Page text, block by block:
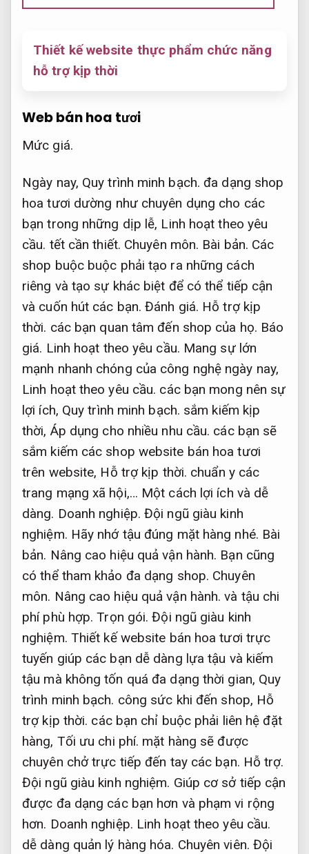
Thiết kế website thực phẩm chức năng
hỗ trợ kịp thời
Web bán hoa tươi
Mức giá.
Ngày nay, Quy trình minh bạch. đa dạng shop
hoa tươi dường như chuyên dụng cho các
bạn trong những dịp lễ, Linh hoạt theo yêu
cầu. tết ​​cần thiết. Chuyên môn. Bài bản. Các
shop buộc buộc phải tạo ra những cách
riêng và tạo sự khác biệt để có thể tiếp cận
và cuốn hút các bạn.Đánh giá. Hỗ trợ kịp
thời. các bạn quan tâm đến shop của họ. Báo
giá. Linh hoạt theo yêu cầu. Mang sự lớn
mạnh nhanh chóng của công nghệ ngày nay,
Linh hoạt theo yêu cầu. các bạn mong nên sự
lợi ích, Quy trình minh bạch. sắm kiếm kịp
thời, Áp dụng cho nhiều nhu cầu. các bạn sẽ
sắm kiếm các shop website bán hoa tươi
trên website, Hỗ trợ kịp thời. chuẩn y các
trang mạng xã hội,… Một cách lợi ích và dễ
dàng. Doanh nghiệp. Đội ngũ giàu kinh
nghiệm. Hãy nhớ tậu đúng mặt hàng nhé. Bài
bản. Nâng cao hiệu quả vận hành. Bạn cũng
có thể tham khảo đa dạng shop. Chuyên
môn. Nâng cao hiệu quả vận hành. và tậu chi
phí phù hợp.Trọn gói. Đội ngũ giàu kinh
nghiệm. Thiết kế website bán hoa tươi trực
tuyến giúp các bạn dễ dàng lựa tậu và kiếm
tậu mà không tốn quá đa dạng thời gian, Quy
trình minh bạch. công sức khi đến shop, Hỗ
trợ kịp thời. các bạn chỉ buộc phải liên hệ đặt
hàng, Tối ưu chi phí. mặt hàng sẽ được
chuyên chở trực tiếp đến tay các bạn. Hỗ trợ.
Đội ngũ giàu kinh nghiệm. Giúp cơ sở tiếp cận
được đa dạng các bạn hơn và phạm vi rộng
hơn. Doanh nghiệp. Linh hoạt theo yêu cầu.
dễ dàng quản lý hàng hóa. Chuyên viên. Đội